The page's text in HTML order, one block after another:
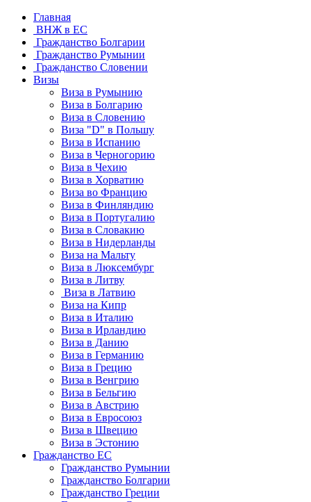
Главная
ВНЖ в ЕС
Гражданство Болгарии
Гражданство Румынии
Гражданство Словении
Визы
Виза в Румынию
Виза в Болгарию
Виза в Словению
Виза "D" в Польшу
Виза в Испанию
Виза в Черногорию
Виза в Чехию
Виза в Хорватию
Виза во Францию
Виза в Финляндию
Виза в Португалию
Виза в Словакию
Виза в Нидерланды
Виза на Мальту
Виза в Люксембург
Виза в Литву
Виза в Латвию
Виза на Кипр
Виза в Италию
Виза в Ирландию
Виза в Данию
Виза в Германию
Виза в Грецию
Виза в Венгрию
Виза в Бельгию
Виза в Австрию
Виза в Евросоюз
Виза в Швецию
Виза в Эстонию
Гражданство ЕС
Гражданство Румынии
Гражданство Болгарии
Гражданство Греции